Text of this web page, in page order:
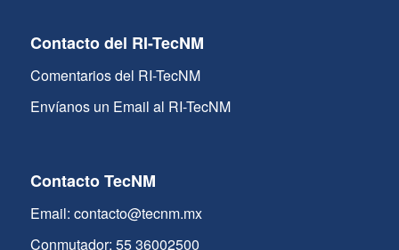
Contacto del RI-TecNM
Comentarios del RI-TecNM
Envíanos un Email al RI-TecNM
Contacto TecNM
Email: contacto@tecnm.mx
Conmutador: 55 36002500